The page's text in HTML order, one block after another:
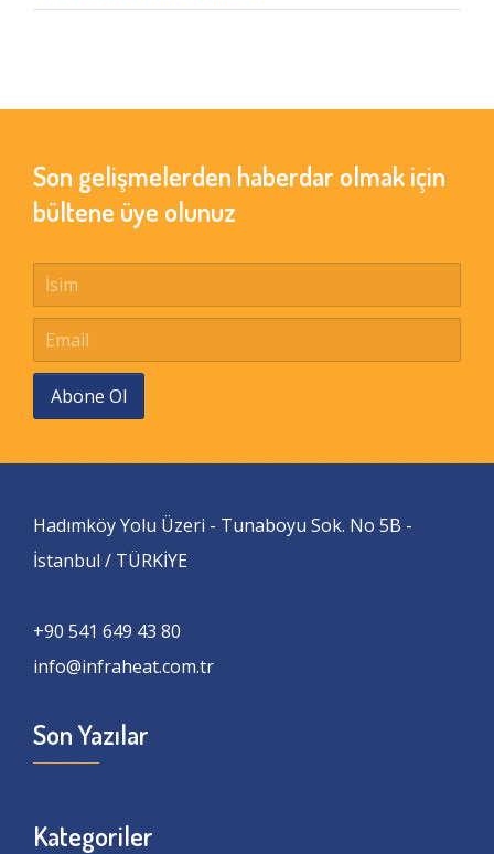
Son gelişmelerden haberdar olmak için
bültene üye olunuz
Abone Ol
Hadımköy Yolu Üzeri - Tunaboyu Sok. No 5B -
İstanbul / TÜRKİYE
+90 541 649 43 80
info@infraheat.com.tr
Son Yazılar
Kategoriler